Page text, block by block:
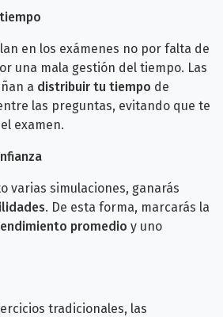
en los exámenes no por falta de
una mala gestión del tiempo. Las
a distribuir tu tiempo de
las preguntas, evitando que te
examen.
varias simulaciones, ganarás
. De esta forma, marcarás la
promedio y uno
tradicionales, las